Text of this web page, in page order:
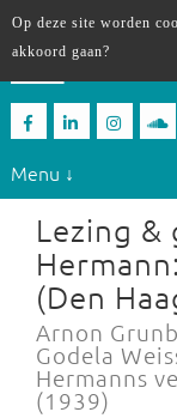
Menu ↓
Lezing &
(Den
Arnon
Godela
Hermanns
(1939)
Op deze site worden
akkoord gaan?